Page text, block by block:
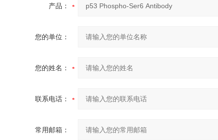
产品：
您的单位：
您的姓名：
联系电话：
常用邮箱：